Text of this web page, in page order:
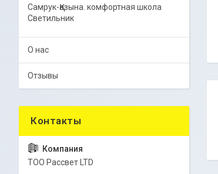
Самрук-Қазына. комфортная школа
Светильник
О нас
Отзывы
ТОО Рассвет LTD